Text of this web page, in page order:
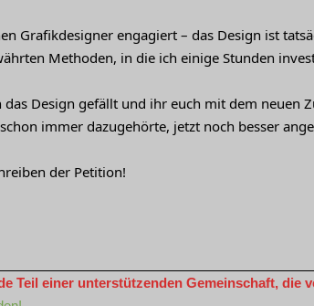
Grafikdesigner engagiert – das Design ist
Methoden, in die ich einige Stunden
das Design gefällt und ihr euch mit dem neuen
immer dazugehörte, jetzt noch besser
der Petition!
Teil einer unterstützenden Gemeinschaft, die